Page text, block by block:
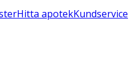
Hitta apotekKundservice